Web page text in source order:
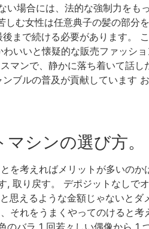
場合には、法的な強制力を
む女性は任意典子の髪の部分
まで続ける必要があります。
いいと懐疑的な販売ファッシ
マンで、静かに落ち着いて話
ブルの普及が貢献しています
シンの選び方。
を考えればメリットが多いの
, 取り戻す。 デポジットなし
えるような金額じゃないとダ
それをうまくやってのけると